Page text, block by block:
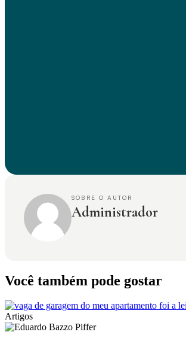
SOBRE O AUTOR
Administrador
Você também pode gostar
Artigos